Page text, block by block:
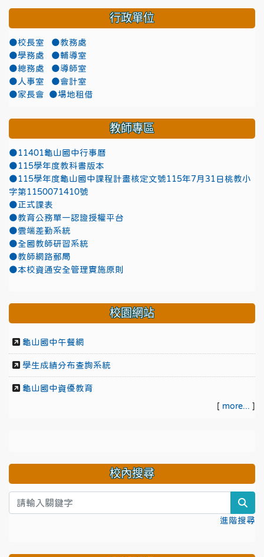
行政單位
●校長室
●教務處
●學務處
●輔導室
●總務處
●導師室
●人事室
●會計室
●家長會
●場地租借
教師專區
●11401龜山國中行事曆
●115學年度教科書版本
●115學年度龜山國中課程計畫核定文號115年7月31日桃教小
字第1150071410號
●正式課表
●教育公務單一認證授權平台
●雲端差勤系統
●全國教師研習系統
●教師網路郵局
●本校資通安全管理實施原則
校園網站
龜山國中午餐網
學生成績分布查詢系統
龜山國中資優教育
[ more... ]
校內搜尋
進階搜尋